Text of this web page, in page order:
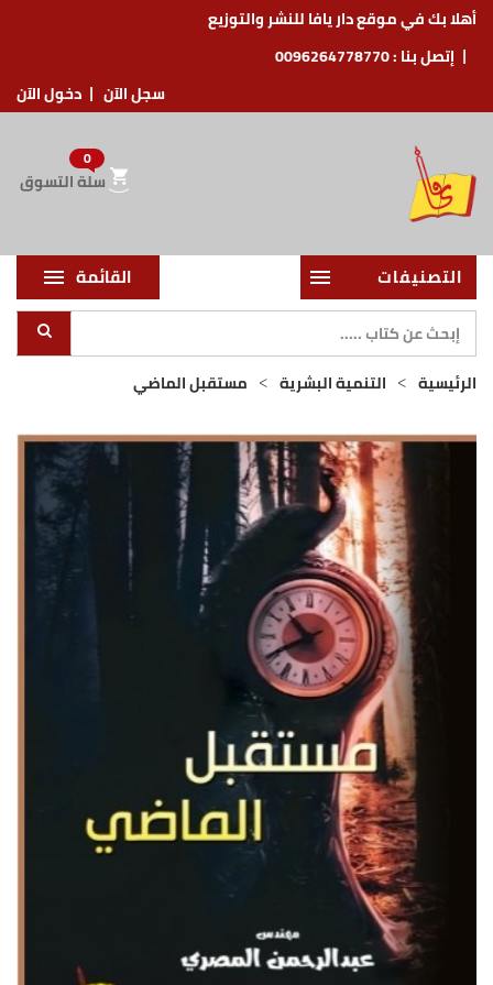
أهلا بك في موقع دار يافا للنشر والتوزيع
إتصل بنا :0096264778770
سجل الآن
دخول الآن
سلة التسوق
0
القائمة التصنيفات
الرئيسية التنمية البشرية مستقبل الماضي